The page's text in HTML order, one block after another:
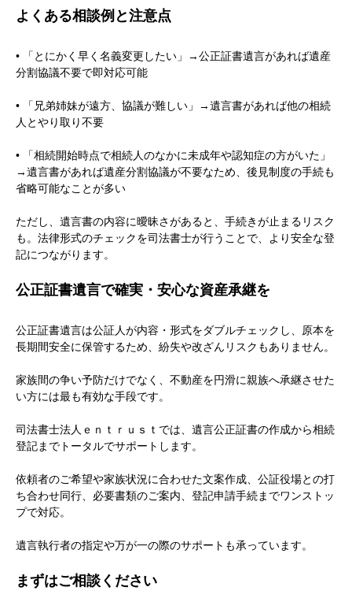
よくある相談例と注意点
•
「とにかく早く名義変更したい」→公正証書遺言があれば遺産
分割協議不要で即対応可能
•
「兄弟姉妹が遠方、協議が難しい」→遺言書があれば他の相続
人とやり取り不要
•
「相続開始時点で相続人のなかに未成年や認知症の方がいた」
→遺言書があれば遺産分割協議が不要なため、後見制度の手続も
省略可能なことが多い
ただし、遺言書の内容に曖昧さがあると、手続きが止まるリスク
も。法律形式のチェックを司法書士が行うことで、より安全な登
記につながります。
公正証書遺言で確実・安心な資産承継を
公正証書遺言は公証人が内容・形式をダブルチェックし、原本を
長期間安全に保管するため、紛失や改ざんリスクもありません。
家族間の争い予防だけでなく、不動産を円滑に親族へ承継させた
い方には最も有効な手段です。
司法書士法人ｅｎｔｒｕｓｔでは、遺言公正証書の作成から相続
登記までトータルでサポートします。
依頼者のご希望や家族状況に合わせた文案作成、公証役場との打
ち合わせ同行、必要書類のご案内、登記申請手続までワンストッ
プで対応。
遺言執行者の指定や万が一の際のサポートも承っています。
まずはご相談ください